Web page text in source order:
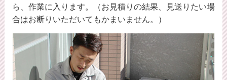
ら、作業に入ります。（お見積りの結果、見送りたい場
合はお断りいただいてもかまいません。）